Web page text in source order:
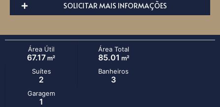
SOLICITAR MAIS INFORMAÇÕES
Área Útil
67.17 m²
Área Total
85.01 m²
Suítes
2
Banheiros
3
Garagem
1